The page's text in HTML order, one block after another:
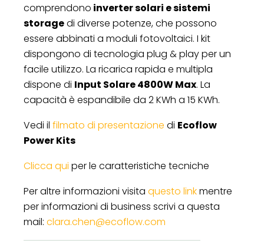
comprendono inverter solari e sistemi
storagedi diverse potenze, che possono
essere abbinati a moduli fotovoltaici. I kit
dispongono di tecnologia plug & play per un
facile utilizzo. La ricarica rapida e multipla
dispone di Input Solare 4800W Max. La
capacità è espandibile da 2 KWh a 15 KWh.
Vedi il filmato di presentazione di Ecoflow
Power Kits
Clicca qui per le caratteristiche tecniche
Per altre informazioni visita questo linkmentre
per informazioni di business scrivi a questa
mail: clara.chen@ecoflow.com